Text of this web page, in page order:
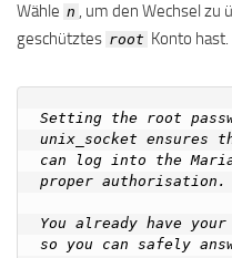
Wähle n , um den Wechsel zu
geschütztes root Konto hast.
Setting the root
unix_socket ensures
can log into the
proper authorisation.
You already have
so you can safely